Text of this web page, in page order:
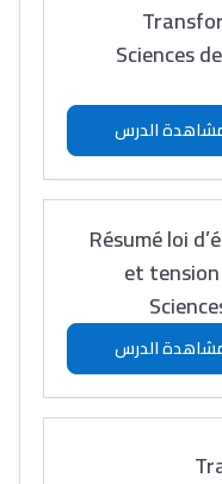
Sciences
الدرس
Résumé loi
et tension
الدرس